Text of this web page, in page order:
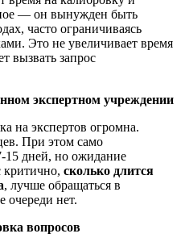
— он вынужден быть
часто ограничиваясь
Это не увеличивает время
вызвать запрос
экспертном учреждении
экспертов огромна.
При этом само
15 дней, но ожидание
критично, сколько длится
, лучше обращаться в
очереди нет.
вопросов